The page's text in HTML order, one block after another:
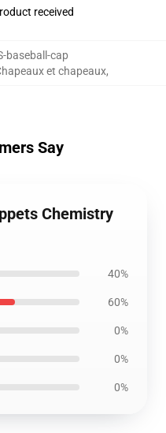
received
baseball-cap
et chapeaux,
Say
Chemistry
40%
60%
0%
0%
0%